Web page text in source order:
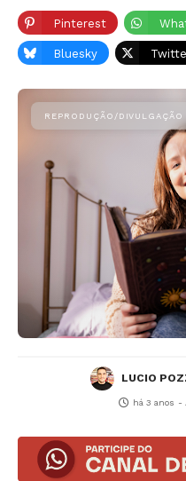
Pinterest
Bluesky
LUCIO
há 3 anos -